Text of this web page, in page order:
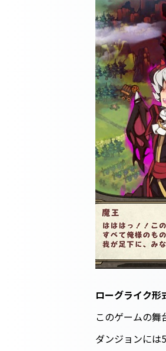
ローグライク形
このゲームの舞
ダンジョンには